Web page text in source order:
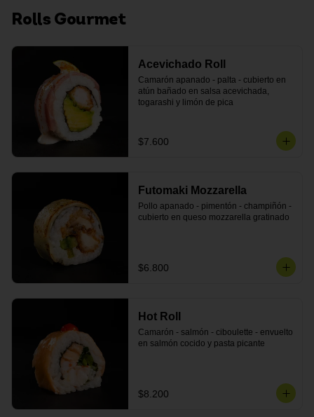
Rolls Gourmet
Acevichado Roll
Camarón apanado - palta - cubierto en
atún bañado en salsa acevichada,
togarashi y limón de pica
$7.600
Futomaki Mozzarella
Pollo apanado - pimentón - champiñón -
cubierto en queso mozzarella gratinado
$6.800
Hot Roll
Camarón - salmón - ciboulette - envuelto
en salmón cocido y pasta picante
$8.200